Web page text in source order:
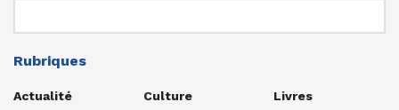
Rubriques
Actualité
Culture
Livres